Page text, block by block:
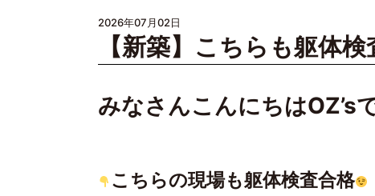
2026年07月02日
【新築】こちらも躯体
みなさんこんにちはOZ’s
こちらの現場も躯体検査合格